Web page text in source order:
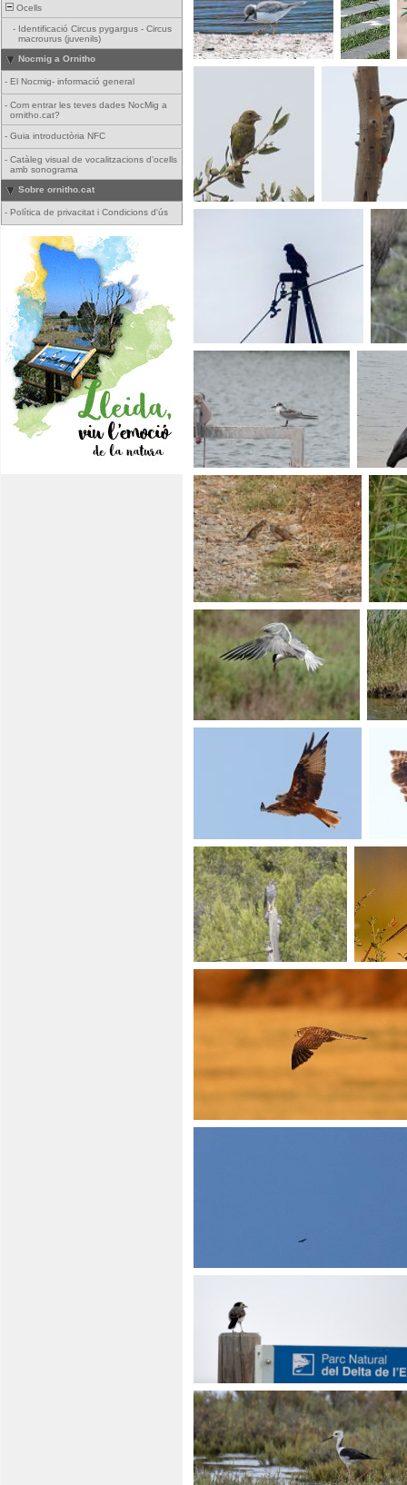
Ocells
- Identificació Circus pygargus - Circus
macrourus (juvenils)
Nocmig a Ornitho
- El Nocmig- informació general
- Com entrar les teves dades NocMig a
ornitho.cat?
- Guia introductòria NFC
- Catàleg visual de vocalitzacions d'ocells
amb sonograma
Sobre ornitho.cat
- Política de privacitat i Condicions d'ús